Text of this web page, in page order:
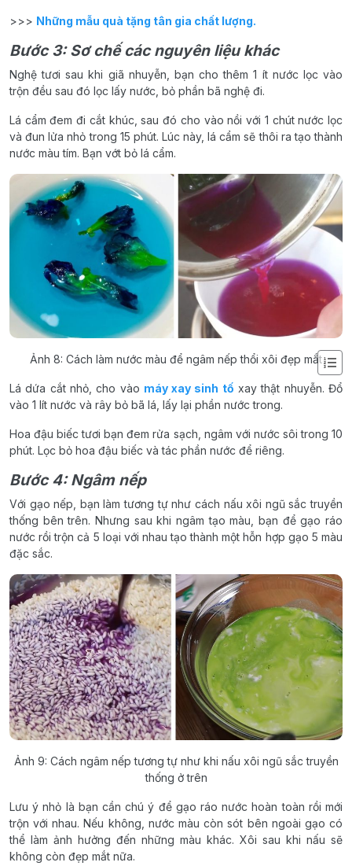
>>> Những mẫu quà tặng tân gia chất lượng.
Bước 3: Sơ chế các nguyên liệu khác
Nghệ tươi sau khi giã nhuyễn, bạn cho thêm 1 ít nước lọc vào
trộn đều sau đó lọc lấy nước, bỏ phần bã nghệ đi.
Lá cẩm đem đi cắt khúc, sau đó cho vào nồi với 1 chút nước lọc
và đun lửa nhỏ trong 15 phút. Lúc này, lá cẩm sẽ thôi ra tạo thành
nước màu tím. Bạn vớt bỏ lá cẩm.
Ảnh 8: Cách làm nước màu để ngâm nếp thổi xôi đẹp mắt
Lá dứa cắt nhỏ, cho vào máy xay sinh tố xay thật nhuyễn. Đổ
vào 1 lít nước và rây bỏ bã lá, lấy lại phần nước trong.
Hoa đậu biếc tươi bạn đem rửa sạch, ngâm với nước sôi trong 10
phút. Lọc bỏ hoa đậu biếc và tác phần nước để riêng.
Bước 4: Ngâm nếp
Với gạo nếp, bạn làm tương tự như cách nấu xôi ngũ sắc truyền
thống bên trên. Nhưng sau khi ngâm tạo màu, bạn để gạo ráo
nước rồi trộn cả 5 loại với nhau tạo thành một hỗn hợp gạo 5 màu
đặc sắc.
Ảnh 9: Cách ngâm nếp tương tự như khi nấu xôi ngũ sắc truyền
thống ở trên
Lưu ý nhỏ là bạn cần chú ý để gạo ráo nước hoàn toàn rồi mới
trộn với nhau. Nếu không, nước màu còn sót bên ngoài gạo có
thể làm ảnh hưởng đến những màu khác. Xôi sau khi nấu sẽ
không còn đẹp mắt nữa.